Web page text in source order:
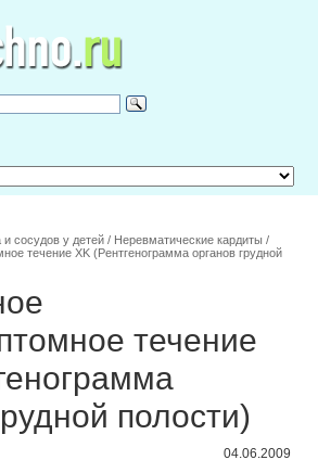
и сосудов у детей / Неревматические кардиты /
течение XK (Рентгенограмма органов грудной
течение
полости)
04.06.2009